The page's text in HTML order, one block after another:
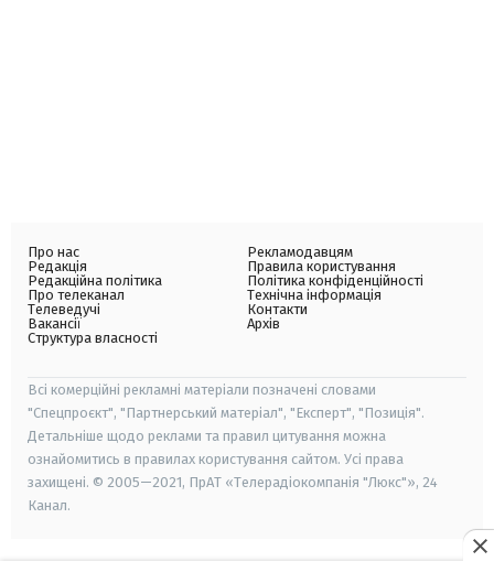
Про нас
Редакція
Редакційна політика
Про телеканал
Телеведучі
Вакансії
Структура власності
Рекламодавцям
Правила користування
Політика конфіденційності
Технічна інформація
Контакти
Архів
Всі комерційні рекламні матеріали позначені словами
"Спецпроєкт", "Партнерський матеріал", "Експерт", "Позиція".
Детальніше щодо реклами та правил цитування можна
ознайомитись в правилах користування сайтом. Усі права
захищені. © 2005—2021, ПрАТ «Телерадіокомпанія "Люкс"», 24
Канал.